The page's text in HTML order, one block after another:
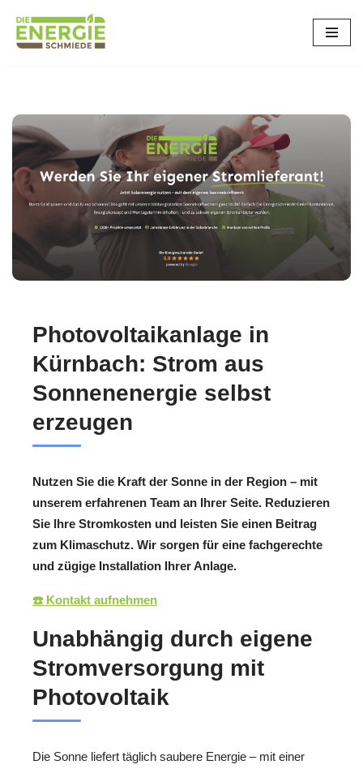
Zum
Photovoltaikanlage in
Kürnbach: Strom aus
Sonnenenergie selbst
erzeugen
Nutzen Sie die Kraft der Sonne in der Region – mit
unserem erfahrenen Team an Ihrer Seite. Reduzieren
Sie Ihre Stromkosten und leisten Sie einen Beitrag
zum Klimaschutz. Wir sorgen für eine fachgerechte
und zügige Installation Ihrer Anlage.
☎️ Kontakt aufnehmen
Unabhängig durch eigene
Stromversorgung mit
Photovoltaik
Die Sonne liefert täglich saubere Energie – mit einer